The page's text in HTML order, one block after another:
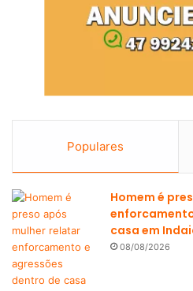
Populares
Homem é
casa em
08/08/2026